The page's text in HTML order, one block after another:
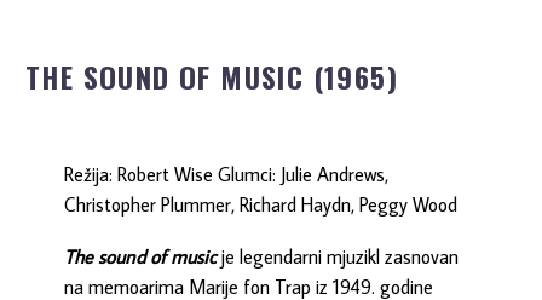
THE SOUND OF MUSIC (1965)
Režija: Robert Wise Glumci: Julie Andrews,
Christopher Plummer, Richard Haydn, Peggy Wood
The sound of musicje legendarni mjuzikl zasnovan
na memoarima Marije fon Trap iz 1949. godine